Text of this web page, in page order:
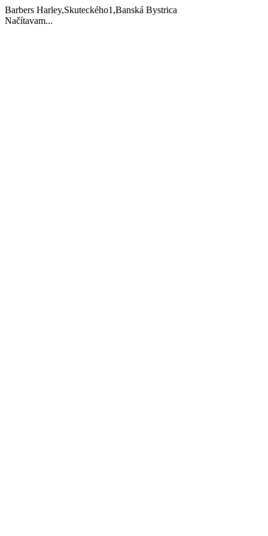
Barbers Harley,Skuteckého1,Banská Bystrica
Načítavam...